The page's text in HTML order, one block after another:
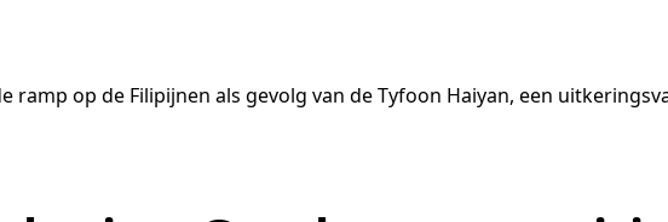
op de Filipijnen als gevolg van de Tyfoon Haiyan, een